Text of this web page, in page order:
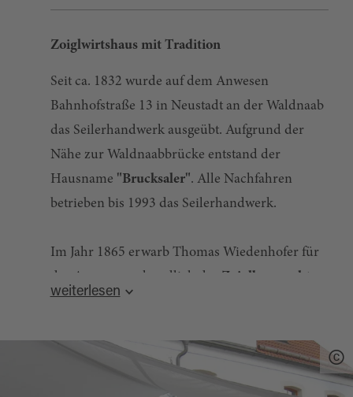
Zoiglwirtshaus mit Tradition
Seit ca. 1832 wurde auf dem Anwesen
Bahnhofstraße 13 in Neustadt an der Waldnaab
das Seilerhandwerk ausgeübt. Aufgrund der
Nähe zur Waldnaabbrücke entstand der
Hausname "Brucksaler". Alle Nachfahren
betrieben bis 1993 das Seilerhandwerk.
Im Jahr 1865 erwarb Thomas Wiedenhofer für
das Anwesen urkundlich das Zoiglbraurecht
Es waren 52 Zoiglschankberechtigte, die nach
fürstliche Brauhaus kauften. 1904 wurde das
Brauhaus an die Stadt Neustadt verkauft, die es
renoviert und als
Zoiglwirtshaus wiederbelebt
wird auch im
weiterlesen